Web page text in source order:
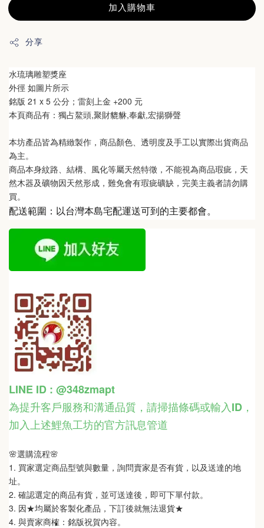
加入購物車
分享
水琉璃雕塑獎座
外徑 如圖片所示
銘版 21 x 5 公分 ；雷刻上金 +200 元
本頁商品有：獨占鰲頭,聚財貔貅,奉獻,宏揚獅聲
本坊產品皆為精緻製作，商品顏色、透明度及手工以實際出貨商品
為主。
商品本身紋路、結構、風化等屬天然特徵，不能視為商品瑕疵，天
然木器及礦物因天然形成，難免會有瑕疵礦缺，完美主義者請勿購
買。
配送範圍：以台灣本島宅配運送可到的主要都會。
LINE ID : @348zmapt
為提升客戶服務和溝通品質，請掃描條碼或輸入ID ，
加入上述鯉魚工坊的官方訊息管道
🌸選購流程🌸
1. 買家選定商品型號與數量，詢問賣家是否有貨，以及送達的地
址。
2. 確認選定的商品有貨，並可送達後，即可下單付款。
3. 因★均屬於客製化產品，下訂後就無法退貨★
4. 與賣家商榷：銘版祝賀內容。